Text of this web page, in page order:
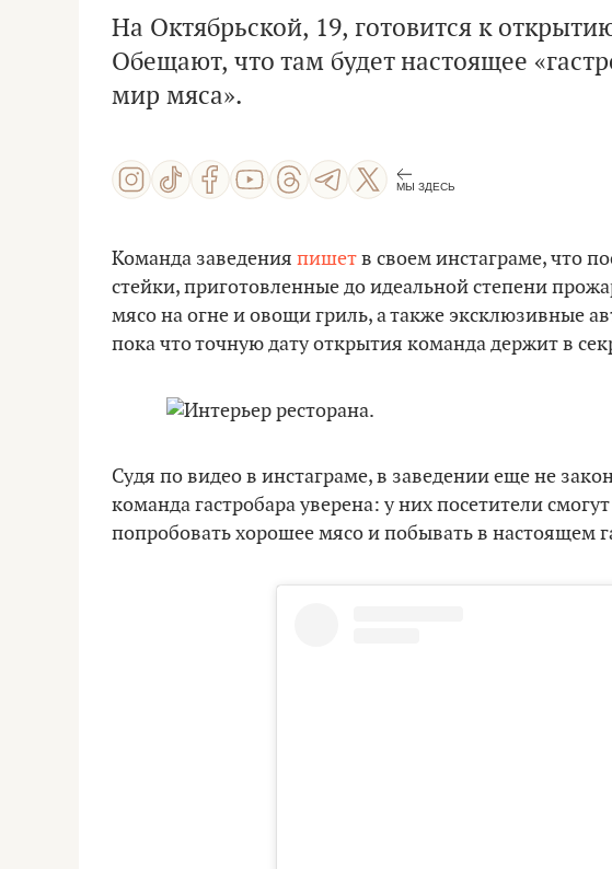
На Октябрьской, 19, готовится к
Обещают, что там будет настоящее
мир мяса».
МЫ ЗДЕСЬ
Команда заведения пишетв своем инстаграме, что
стейки, приготовленные до идеальной степени
мясо на огне и овощи гриль, а также эксклюзивные
пока что точную дату открытия команда держит в
Судя по видео в инстаграме, в заведении еще не
команда гастробара уверена: у них посетители
попробовать хорошее мясо и побывать в настоящем